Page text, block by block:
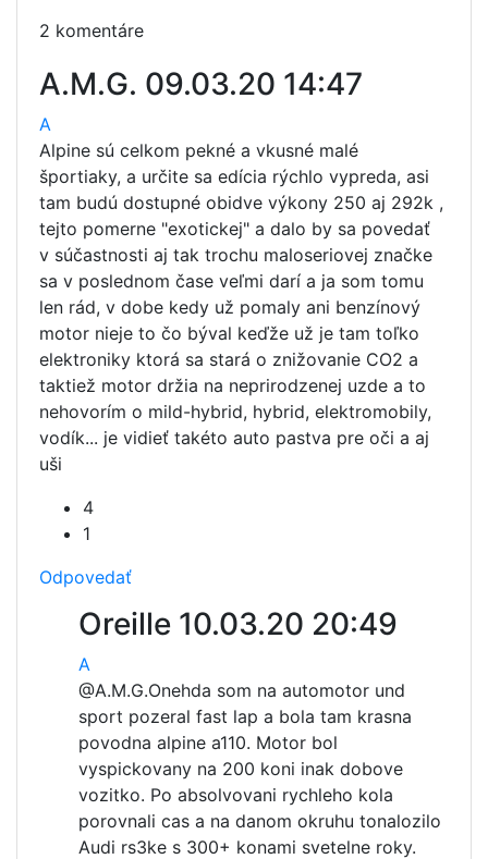
2 komentáre
A.M.G. 09.03.20 14:47
A
Alpine sú celkom pekné a vkusné malé
športiaky, a určite sa edícia rýchlo vypreda, asi
tam budú dostupné obidve výkony 250 aj 292k ,
tejto pomerne "exotickej" a dalo by sa povedať
v súčastnosti aj tak trochu maloseriovej značke
sa v poslednom čase veľmi darí a ja som tomu
len rád, v dobe kedy už pomaly ani benzínový
motor nieje to čo býval keďže už je tam toľko
elektroniky ktorá sa stará o znižovanie CO2 a
taktiež motor držia na neprirodzenej uzde a to
nehovorím o mild-hybrid, hybrid, elektromobily,
vodík... je vidieť takéto auto pastva pre oči a aj
uši
4
1
Odpovedať
Oreille 10.03.20 20:49
A
@A.M.G.Onehda som na automotor und
sport pozeral fast lap a bola tam krasna
povodna alpine a110. Motor bol
vyspickovany na 200 koni inak dobove
vozitko. Po absolvovani rychleho kola
porovnali cas a na danom okruhu tonalozilo
Audi rs3ke s 300+ konami svetelne roky.